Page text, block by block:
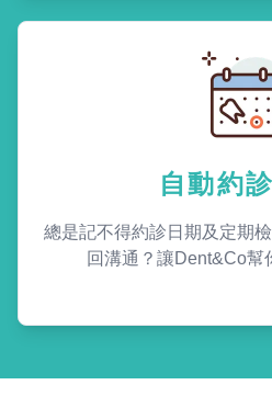
自動約
總是記不得約診日期及定期
回溝通？讓Dent&Co幫